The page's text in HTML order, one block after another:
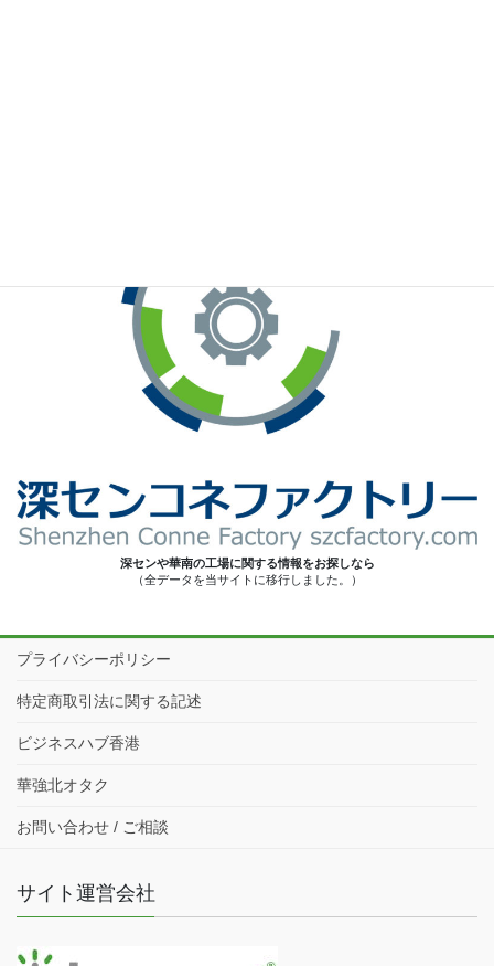
深センや華南の工場に関する情報をお探しなら
（全データを当サイトに移行しました。）
プライバシーポリシー
特定商取引法に関する記述
ビジネスハブ香港
華強北オタク
お問い合わせ / ご相談
サイト運営会社